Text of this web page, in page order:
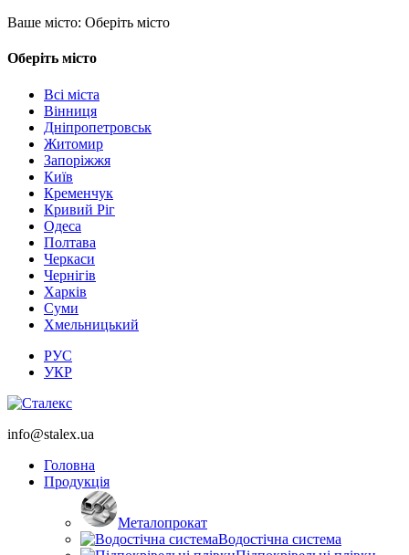
Ваше місто: Оберіть місто
Оберіть місто
Всі міста
Вінниця
Дніпропетровськ
Житомир
Запоріжжя
Київ
Кременчук
Кривий Ріг
Одеса
Полтава
Черкаси
Чернігів
Харків
Суми
Хмельницький
РУС
УКР
info@stalex.ua
Головна
Продукція
Металопрокат
Водостічна система